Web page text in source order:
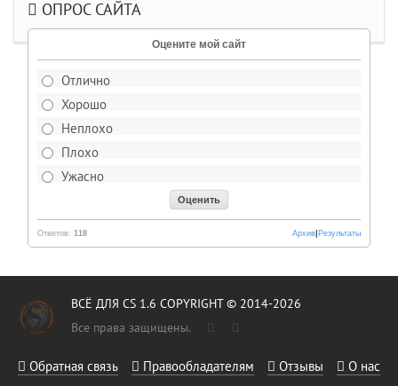
ОПРОС САЙТА
Оцените мой сайт
Отлично
Хорошо
Неплохо
Плохо
Ужасно
Ответов: 118 Результаты
Архив
ВСЁ ДЛЯ CS 1.6 COPYRIGHT © 2014-2026
Все права защищены.
Обратная связь Правообладателям Отзывы О нас